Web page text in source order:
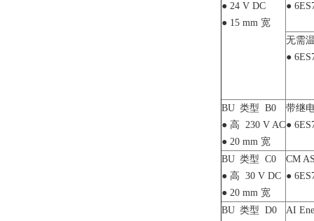
● 24 V DC
● 15 mm 宽
●
无需
●
BU 类型 B0
● 高 230 V AC
● 20 mm 宽
带继
●
BU 类型 C0
● 高 30 V DC
● 20 mm 宽
CM
●
BU 类型 D0
AI